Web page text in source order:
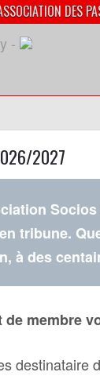
DES
2027
tribune.
à des
de membre
destinataire